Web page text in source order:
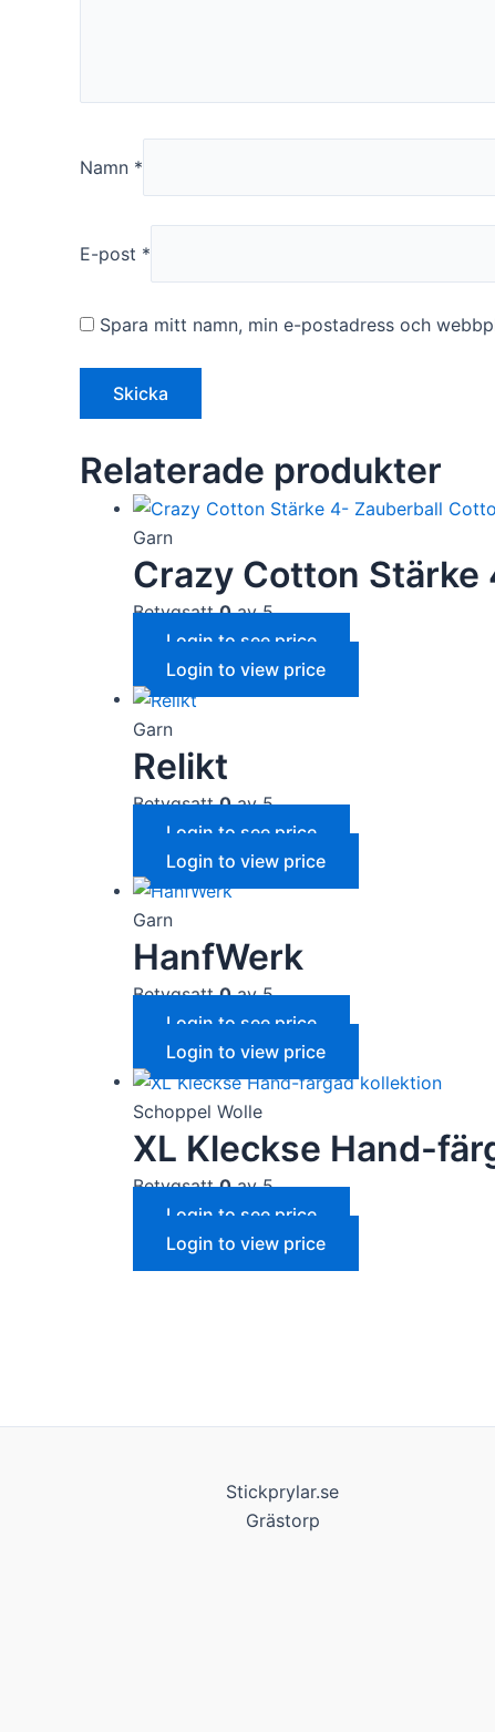
Namn *
E-post *
Spara mitt namn, min e-postadress och
Relaterade produkter
Garn
Crazy Cotton
Betygsatt0av 5
Login to see price
Login to view price
Garn
Relikt
Betygsatt0av 5
Login to see price
Login to view price
Garn
HanfWerk
Betygsatt0av 5
Login to see price
Login to view price
Schoppel Wolle
XL Kleckse Hand-
Betygsatt0av 5
Login to see price
Login to view price
Stickprylar.se
Grästorp